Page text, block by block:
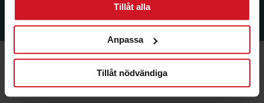
Tillåt alla
Anpassa
Tillåt nödvändiga